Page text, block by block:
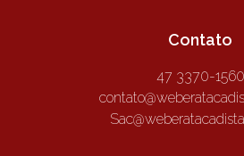
Contato
47 3370-1560